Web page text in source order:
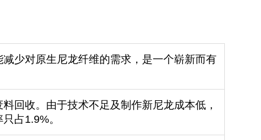
少对原生尼龙纤维的需求，是一个崭新而有
回收。由于技术不足及制作新尼龙成本低，
占1.9%。